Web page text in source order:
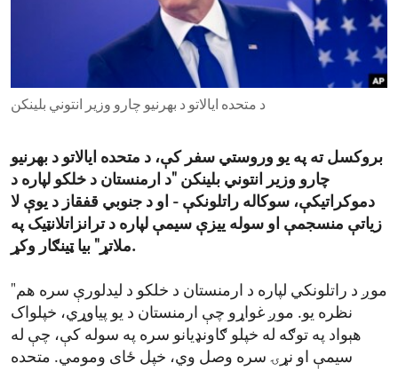
ENVIRONMENT AND HEALTH
IDEALS AND INSTITUTIONS
د متحده ایالاتو د بهرنیو چارو وزیر انتوني بلینکن
بروکسل ته په یو وروستي سفر کې، د متحده ایالاتو د بهرنیو
چارو وزیر انتوني بلینکن "د ارمنستان د خلکو لپاره د
دموکراتیکې، سوکاله راتلونکې - او د جنوبي قفقاز د یوې لا
زیاتې منسجمې او سوله ییزې سیمې لپاره د ترانزاتلانټیک په
ملاتړ" بیا ټینګار وکړ.
"موږ د راتلونکي لپاره د ارمنستان د خلکو د لیدلورې سره هم
نظره یو. موږ غواړو چې ارمنستان د یو پیاوړي، خپلواک
هېواد په توګه له خپلو ګاونډیانو سره په سوله کې، چې له
سیمې او نړۍ سره وصل وي، خپل ځای ومومي. متحده